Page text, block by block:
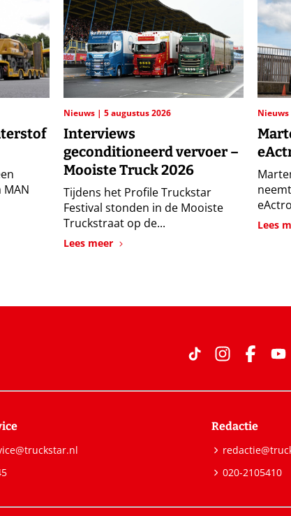
MAN
Nieuws 5 augustus 2026
Interviews
geconditioneerd vervoer –
Mooiste Truck 2026
Tijdens het Profile Truckstar
Festival stonden in de Mooiste
Truckstraat op de...
Lees meer
Nieuws
Lees
Redactie
020-2105410